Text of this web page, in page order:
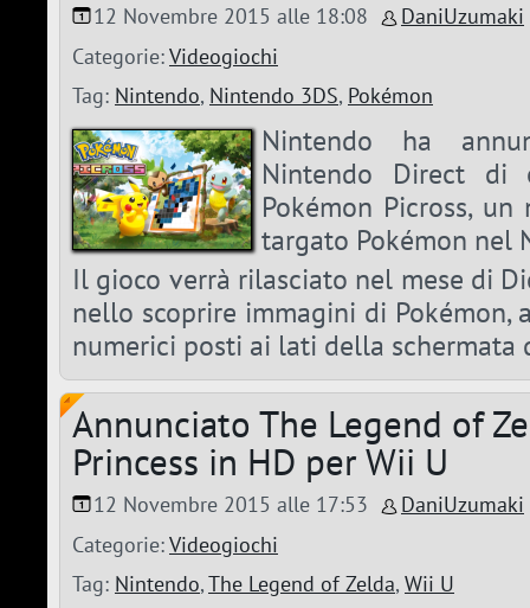
12 Novembre 2015 alle 18:08
DaniUzumaki
Categorie:Videogiochi
Tag: Nintendo, Nintendo 3DS, Pokémon
Nintendo ha
Nintendo Direct
Pokémon Picross,
targato Pokémon nel
Il gioco verrà rilasciato nel mese di
nello scoprire immagini di Pokémon,
numerici posti ai lati della schermata
Annunciato The Legend of
Princess in HD per Wii U
12 Novembre 2015 alle 17:53
DaniUzumaki
Categorie:Videogiochi
Tag: Nintendo,The Legend of Zelda, Wii U